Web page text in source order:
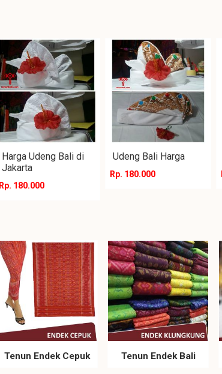
Harga Udeng Bali di
Jakarta
Rp. 180.000
Udeng Bali Harga
Rp. 180.000
Tenun Endek Cepuk Tenun Endek Bali